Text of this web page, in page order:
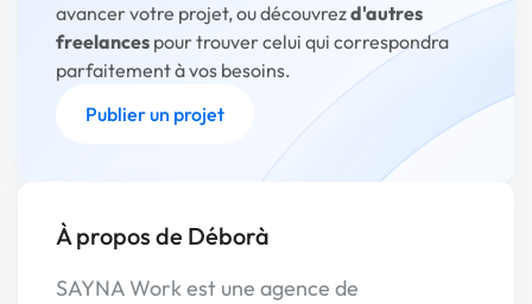
avancer votre projet, ou découvrezd'autres
freelances pour trouver celui qui correspondra
parfaitement à vos besoins.
Publier un projet
À propos de Déborà
SAYNA Work est une agence de